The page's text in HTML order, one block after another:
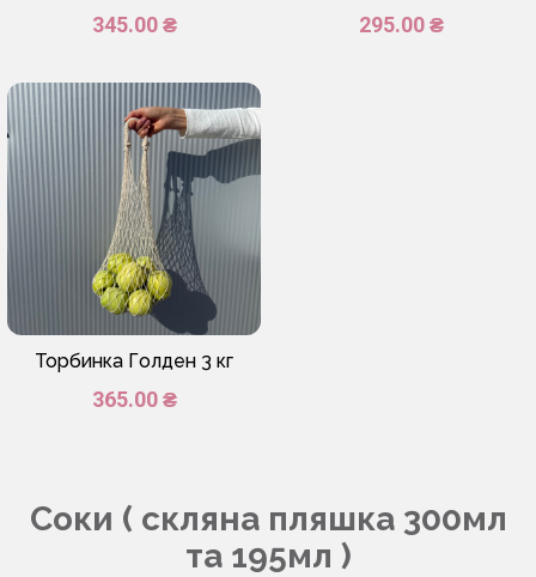
345.00 ₴ 295.00 ₴
Торбинка Голден 3 кг
365.00 ₴
Соки ( скляна пляшка 300мл
та 195мл )